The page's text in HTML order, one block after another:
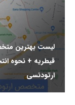
لیست بهترین
قیطریه + نحوه
ارتودنسی